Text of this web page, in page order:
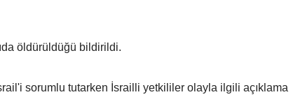
öldürüldüğü bildirildi.
sorumlu tutarken İsrailli yetkililer olayla ilgili açıklama